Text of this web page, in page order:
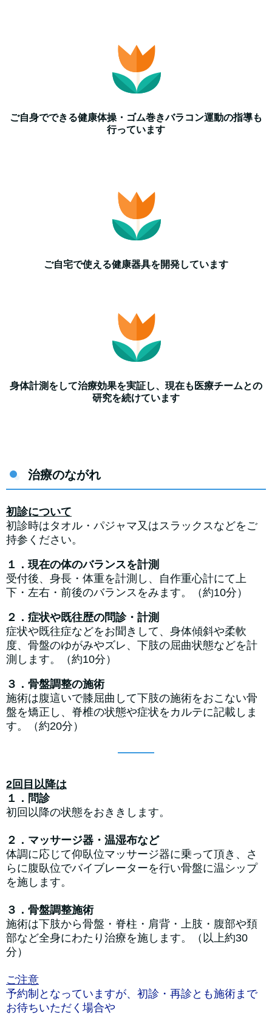
ご自身でできる健康体操・ゴム巻きバラコン運動の指導も
行っています
ご自宅で使える健康器具を開発しています
身体計測をして治療効果を実証し、現在も医療チームとの
研究を続けています
治療のながれ
初診について
初診時はタオル・パジャマ又はスラックスなどをご
持参ください。
１．現在の体のバランスを計測
受付後、身長・体重を計測し、自作重心計にて上
下・左右・前後のバランスをみます。（約10分）
２．症状や既往歴の問診・計測
症状や既往症などをお聞きして、身体傾斜や柔軟
度、骨盤のゆがみやズレ、下肢の屈曲状態などを計
測します。（約10分）
３．骨盤調整の施術
施術は腹這いで膝屈曲して下肢の施術をおこない骨
盤を矯正し、脊椎の状態や症状をカルテに記載しま
す。（約20分）
2回目以降は
１．問診
初回以降の状態をおききします。
２．マッサージ器・温湿布など
体調に応じて仰臥位マッサージ器に乗って頂き、さ
らに腹臥位でバイブレーターを行い骨盤に温シップ
を施します。
３．骨盤調整施術
施術は下肢から骨盤・脊柱・肩背・上肢・腹部や頚
部など全身にわたり治療を施します。（以上約30
分）
ご注意
予約制となっていますが、初診・再診とも施術まで
お待ちいただく場合や